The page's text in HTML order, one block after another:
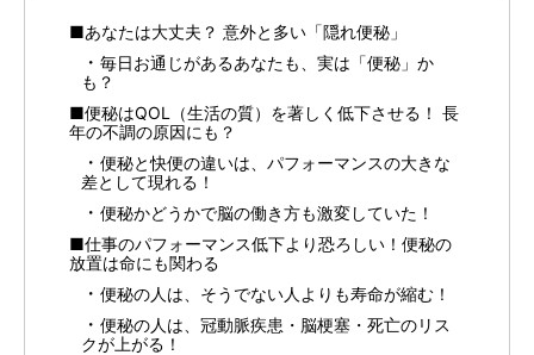
■あなたは大丈夫？ 意外と多い「隠れ便秘」
毎日お通じがあるあなたも、実は「便秘」か
も？
■便秘はQOL（生活の質）を著しく低下させる！ 長
年の不調の原因にも？
便秘と快便の違いは、パフォーマンスの大きな
差として現れる！
便秘かどうかで脳の働き方も激変していた！
■仕事のパフォーマンス低下より恐ろしい！便秘の
放置は命にも関わる
便秘の人は、そうでない人よりも寿命が縮む！
便秘の人は、冠動脈疾患・脳梗塞・死亡のリス
クが上がる！